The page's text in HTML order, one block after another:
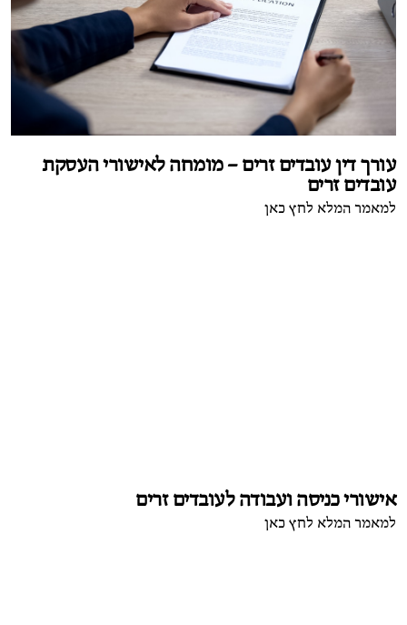
עורך דין עובדים זרים – מומחה לאישורי העסקת
עובדים זרים
למאמר המלא לחץ כאן
אישורי כניסה ועבודה לעובדים זרים
למאמר המלא לחץ כאן